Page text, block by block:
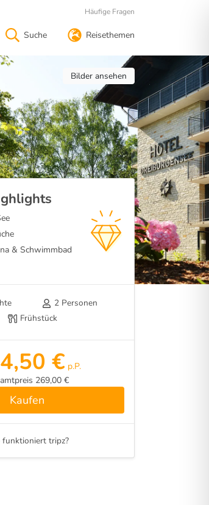
Suche Reisethemen
Häufige Fragen
Bilder ansehen
& Schwimmbad
2 Personen
Frühstück
€ p.P.
269,00 €
Kaufen
funktioniert tripz?